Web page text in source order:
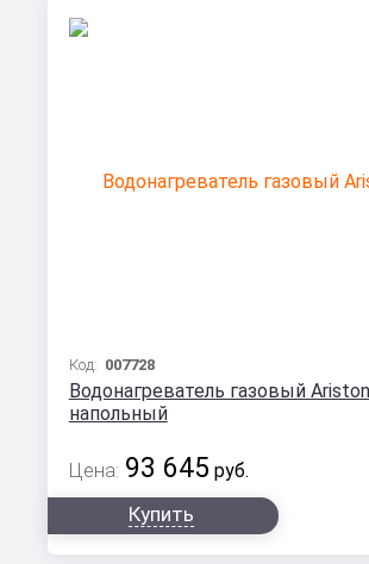
Код: 007728
Водонагреватель газовый
напольный
Цена: 93 645 руб.
Купить